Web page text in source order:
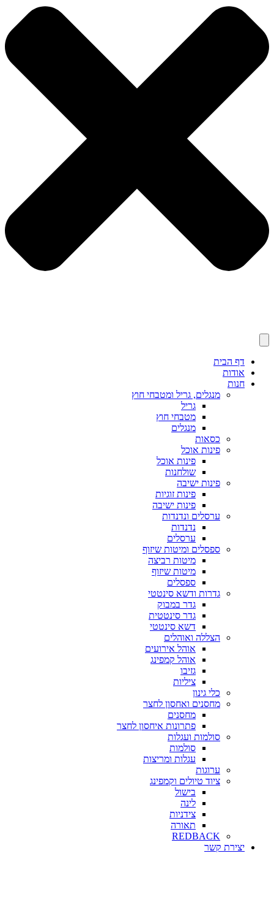
דף הבית
אודות
חנות
מנגלים, גריל ומטבחי חוץ
גריל
מטבחי חוץ
מנגלים
כסאות
פינות אוכל
פינות אוכל
שולחנות
פינות ישיבה
פינות זוגיות
פינות ישיבה
ערסלים ונדנדות
נדנדות
ערסלים
ספסלים ומיטות שיזוף
מיטות רביצה
מיטות שיזוף
ספסלים
גדרות ודשא סינטטי
גדר במבוק
גדר סינטטית
דשא סינטטי
הצללה ואוהלים
אוהל אירועים
אוהל קמפינג
גזיבו
ציליות
כלי גינון
מחסנים ואחסון לחצר
מחסנים
פתרונות איחסון לחצר
סולמות ועגלות
סולמות
עגלות ומריצות
ערוגות
ציוד טיולים וקמפינג
בישול
לינה
צידניות
תאורה
REDBACK
יצירת קשר